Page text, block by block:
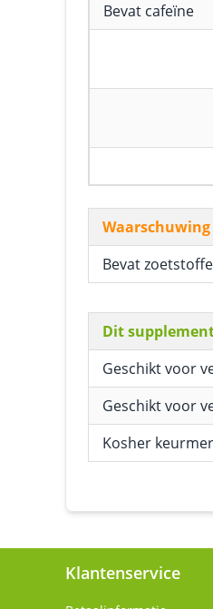
Bevat cafeïne
Waarschuwing
Bevat
Dit
Geschikt voor
Geschikt voor
Kosher
Klantenservice